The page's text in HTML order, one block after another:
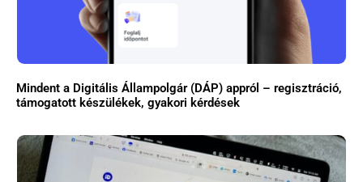
Mindent a Digitális Állampolgár (DÁP) appról – regisztráció,
támogatott készülékek, gyakori kérdések